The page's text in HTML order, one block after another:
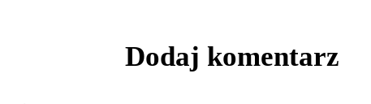
Dodaj komentarz